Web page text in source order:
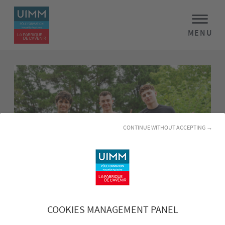
COOKIES MANAGEMENT PANEL
CONTINUE WITHOUT ACCEPTING →
MENU